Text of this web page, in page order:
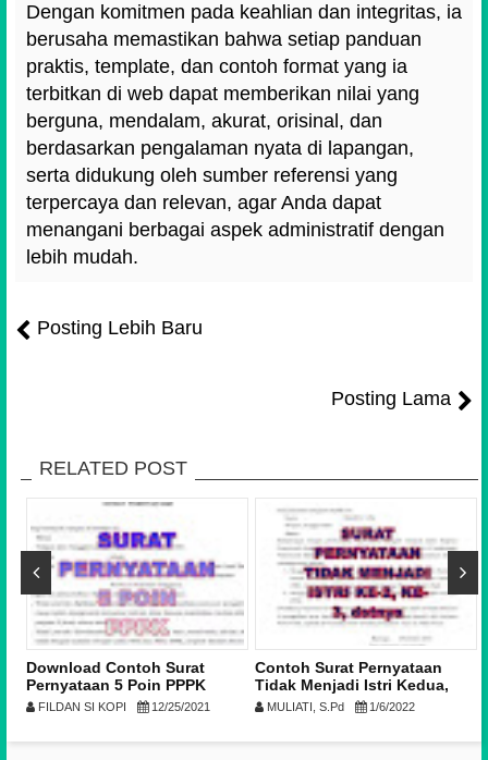
Dengan komitmen pada keahlian dan integritas, ia
berusaha memastikan bahwa setiap panduan
praktis, template, dan contoh format yang ia
terbitkan di web dapat memberikan nilai yang
berguna, mendalam, akurat, orisinal, dan
berdasarkan pengalaman nyata di lapangan,
serta didukung oleh sumber referensi yang
terpercaya dan relevan, agar Anda dapat
menangani berbagai aspek administratif dengan
lebih mudah.
Posting Lebih Baru
Posting Lama
RELATED POST
Download Contoh Surat
Pernyataan 5 Poin PPPK
Terbaru
FILDAN SI KOPI 12/25/2021
Contoh Surat Pernyataan
Tidak Menjadi Istri Kedua,
Ketiga, dan seterusnya
MULIATI, S.Pd 1/6/2022